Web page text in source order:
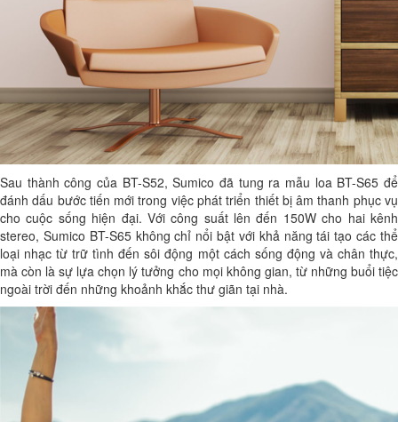
Sau thành công của BT-S52, Sumico đã tung ra mẫu loa BT-S65 để
đánh dấu bước tiến mới trong việc phát triển thiết bị âm thanh phục vụ
cho cuộc sống hiện đại. Với công suất lên đến 150W cho hai kênh
stereo, Sumico BT-S65 không chỉ nổi bật với khả năng tái tạo các thể
loại nhạc từ trữ tình đến sôi động một cách sống động và chân thực,
mà còn là sự lựa chọn lý tưởng cho mọi không gian, từ những buổi tiệc
ngoài trời đến những khoảnh khắc thư giãn tại nhà.